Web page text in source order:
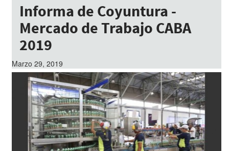
Informa de Coyuntura -
Mercado de Trabajo CABA
2019
Marzo 29, 2019